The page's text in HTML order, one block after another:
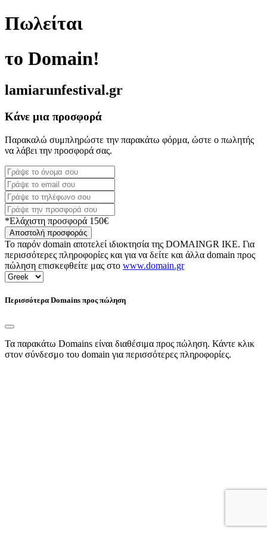
Πωλείται
το Domain!
lamiarunfestival.gr
Κάνε μια προσφορά
Παρακαλώ συμπληρώστε την παρακάτω φόρμα, ώστε ο πωλητής
να λάβει την προσφορά σας.
*Ελάχιστη προσφορά 150€
Αποστολή προσφοράς
Το παρόν domain αποτελεί ιδιοκτησία της DOMAINGR ΙΚΕ. Για
περισσότερες πληροφορίες και για να δείτε και άλλα domain προς
πώληση επισκεφθείτε μας στο www.domain.gr
Περισσότερα Domains προς πώληση
Τα παρακάτω Domains είναι διαθέσιμα προς πώληση. Κάντε κλικ
στον σύνδεσμο του domain για περισσότερες πληροφορίες.